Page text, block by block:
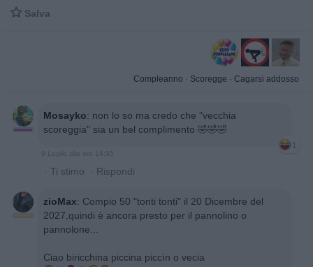
 Salva
Compleanno · Scoregge · Cagarsi addosso
Mosayko: non lo so ma credo che "vecchia
scoreggia" sia un bel complimento 🤣🤣🤣
1
· Ti stimo · Rispondi
zioMax: Compio 50 "tonti tonti" il 20 Dicembre del
2027,quindi è ancora presto per il pannolino o
pannolone...
Ciao biricchina piccina piccìn o vecia